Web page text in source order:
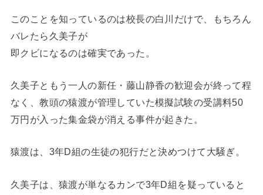
このことを知っているのは校長の白川だけで、もちろん
バレたら久美子が
即クビになるのは確実であった。
久美子ともう一人の新任・藤山静香の歓迎会が終って程
なく、教頭の猿渡が管理していた模擬試験の受講料50
万円が入った集金袋が消える事件が起きた。
猿渡は、3年D組の生徒の犯行だと決めつけて大騒ぎ。
久美子は、猿渡が単なるカンで3年D組を疑っていると